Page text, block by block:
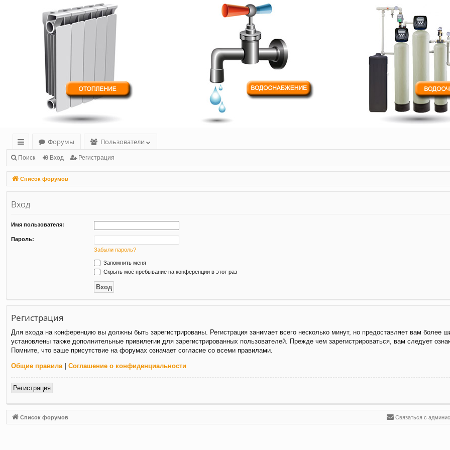
с
ы
лк
и
Форумы
Пользователи
Поиск Вход Регистрация
Список форумов
Вход
Имя пользователя:
Пароль:
Забыли пароль?
Запомнить меня
Скрыть моё пребывание на конференции в этот раз
Регистрация
Для входа на конференцию вы должны быть зарегистрированы. Регистрация занимает всего несколько минут, но предоставляет вам более
установлены также дополнительные привилегии для зарегистрированных пользователей. Прежде чем зарегистрироваться, вам следует
Помните, что ваше присутствие на форумах означает согласие со всеми правилами.
Общие правила | Соглашение о конфиденциальности
Регистрация
Список форумов Связаться с